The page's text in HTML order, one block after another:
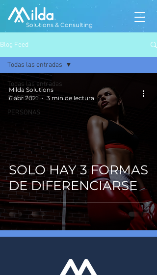
Solutions & Consulting
Blog Feed
Todas las entradas
EMPRESAS
PERSONAS
Todas las entradas
SOLO HAY 3 FORMAS
DE DIFERENCIARSE
Milda Solutions
6 abr 2021
3 min de lectura